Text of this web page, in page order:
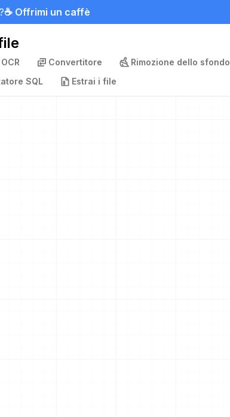
☕ Offrimi un caffè
OCR Convertitore Rimozione dello sfondo
SQL Estrai i file